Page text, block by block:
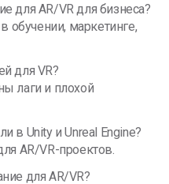
для AR/VR для бизнеса?
обучении, маркетинге,
для VR?
лаги и плохой
в Unity и Unreal Engine?
AR/VR-проектов.
для AR/VR?